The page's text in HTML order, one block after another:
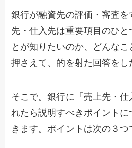
銀行が融資先の評価・審査
先・仕入先は重要項目のひと
とが知りたいのか、どんな
押さえて、的を射た回答をし
そこで。銀行に「売上先・
れたら説明すべきポイント
きます。ポイントは次の３つ